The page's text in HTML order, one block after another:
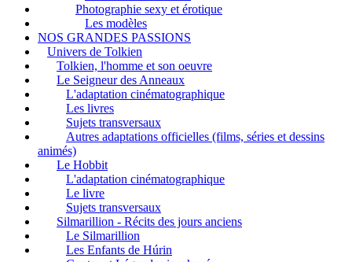
Photographie sexy et érotique
Les modèles
NOS GRANDES PASSIONS
Univers de Tolkien
Tolkien, l'homme et son oeuvre
Le Seigneur des Anneaux
L'adaptation cinématographique
Les livres
Sujets transversaux
Autres adaptations officielles (films, séries et dessins
animés)
Le Hobbit
L'adaptation cinématographique
Le livre
Sujets transversaux
Silmarillion - Récits des jours anciens
Le Silmarillion
Les Enfants de Húrin